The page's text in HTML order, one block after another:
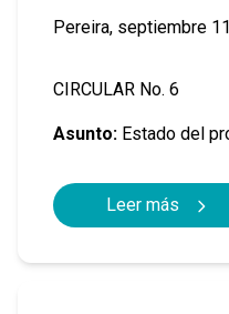
Pereira, septiembre
CIRCULAR No. 6
Asunto: Estado del
Leer más